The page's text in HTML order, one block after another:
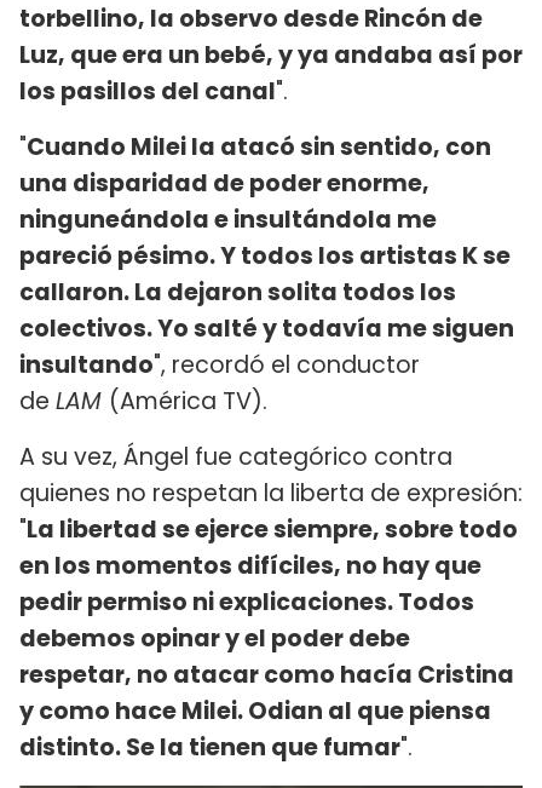
torbellino, la observo desde Rincón de
Luz, que era un bebé, y ya andaba así por
los pasillos del canal".
"Cuando Milei la atacó sin sentido, con
una disparidad de poder enorme,
ninguneándola e insultándola me
pareció pésimo. Y todos los artistas K se
callaron. La dejaron solita todos los
colectivos. Yo salté y todavía me siguen
insultando", recordó el conductor
de LAM (América TV).
A su vez, Ángel fue categórico contra
quienes no respetan la liberta de expresión:
"La libertad se ejerce siempre, sobre todo
en los momentos difíciles, no hay que
pedir permiso ni explicaciones. Todos
debemos opinar y el poder debe
respetar, no atacar como hacía Cristina
y como hace Milei. Odian al que piensa
distinto. Se la tienen que fumar".